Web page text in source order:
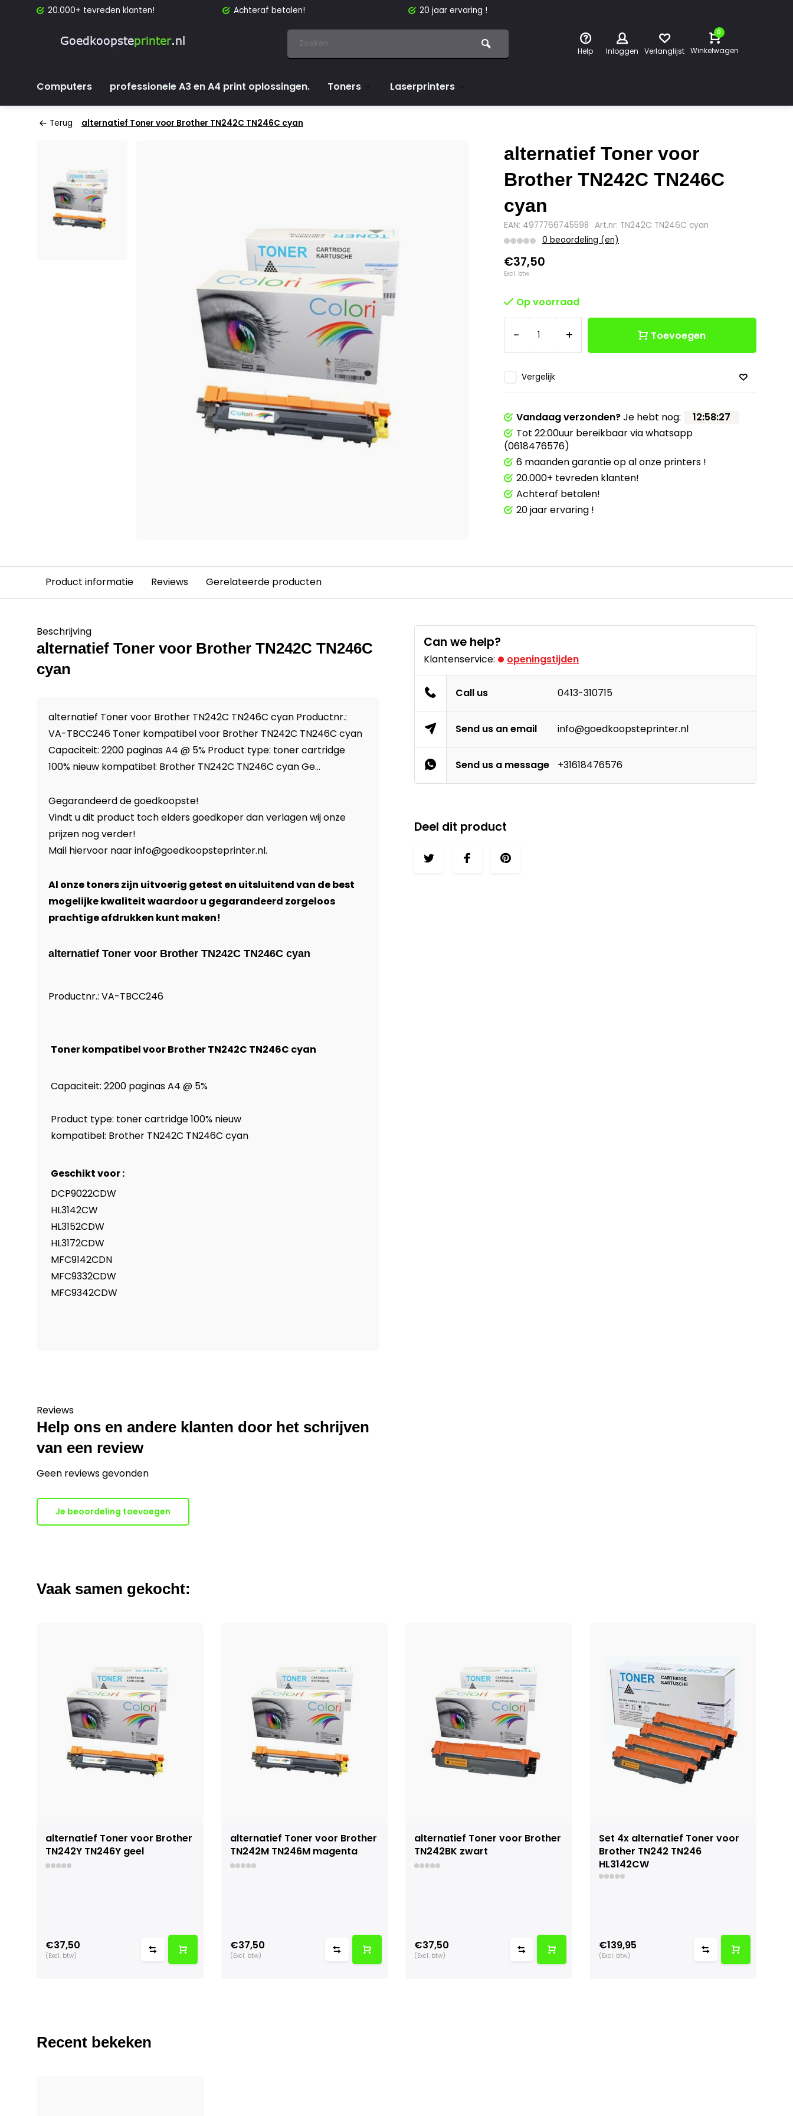
20.000+ tevreden klanten! Achteraf betalen! 20 jaar ervaring !
Help Inloggen Verlanglijst
0
Winkelwagen
Computers professionele A3 en A4 print oplossingen. Toners Laserprinters
Terug alternatief Toner voor Brother TN242C TN246C cyan
alternatief Toner voor
Brother TN242C TN246C
cyan
EAN: 4977766745598 Art.nr: TN242C TN246C cyan
0 beoordeling (en)
€37,50
Excl. btw
Op voorraad
- + Toevoegen
Vergelijk
Vandaag verzonden?Je hebt nog: 12:58:26
Tot 22:00uur bereikbaar via whatsapp
(0618476576)
6 maanden garantie op al onze printers !
20.000+ tevreden klanten!
Achteraf betalen!
20 jaar ervaring !
Product informatie Reviews Gerelateerde producten
Beschrijving
alternatief Toner voor Brother TN242C TN246C
cyan
alternatief Toner voor Brother TN242C TN246C cyan Productnr.:
VA-TBCC246 Toner kompatibel voor Brother TN242C TN246C cyan
Capaciteit: 2200 paginas A4 @ 5% Product type: toner cartridge
100% nieuw kompatibel: Brother TN242C TN246C cyan Ge...
Gegarandeerd de goedkoopste!
Vindt u dit product toch elders goedkoper dan verlagen wij onze
prijzen nog verder!
Mail hiervoor naarinfo@goedkoopsteprinter.nl.
Al onze toners zijn uitvoerig getest en uitsluitend van de best
mogelijke kwaliteit waardoor u gegarandeerd zorgeloos
prachtige afdrukken kunt maken!
alternatief Toner voor Brother TN242C TN246C cyan
Productnr.: VA-TBCC246
Toner kompatibel voor Brother TN242C TN246C cyan
Capaciteit: 2200 paginas A4 @ 5%
Product type: toner cartridge 100% nieuw
kompatibel: Brother TN242C TN246C cyan
Geschikt voor :
DCP9022CDW
HL3142CW
HL3152CDW
HL3172CDW
MFC9142CDN
MFC9332CDW
MFC9342CDW
Can we help?
Klantenservice: openingstijden
Call us 0413-310715
Send us an email info@goedkoopsteprinter.nl
Send us a message +31618476576
Deel dit product
Reviews
Help ons en andere klanten door het schrijven
van een review
Geen reviews gevonden
Je beoordeling toevoegen
Vaak samen gekocht:
alternatief Toner voor Brother
TN242Y TN246Y geel
€37,50
(Excl. btw)
alternatief Toner voor Brother
TN242M TN246M magenta
€37,50
(Excl. btw)
alternatief Toner voor Brother
TN242BK zwart
€37,50
(Excl. btw)
Set 4x alternatief Toner voor
Brother TN242 TN246
HL3142CW
€139,95
(Excl. btw)
Recent bekeken